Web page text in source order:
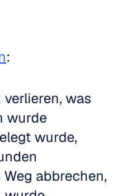
:
was
wurde
wurde,
abbrechen,